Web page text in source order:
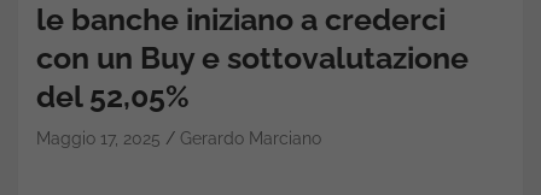
le banche iniziano a crederci
con un Buy e sottovalutazione
del 52,05%
Maggio 17, 2025 Gerardo Marciano